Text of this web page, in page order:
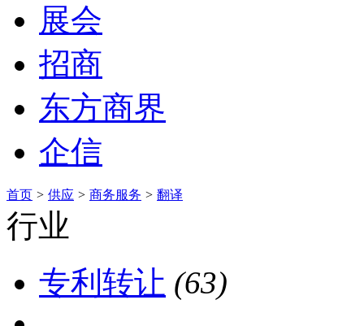
展会
招商
东方商界
企信
首页 > 供应 > 商务服务 > 翻译
行业
专利转让 (63)